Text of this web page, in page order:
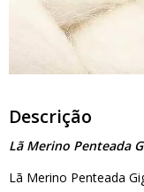
Descrição
Lã Merino Penteada
Lã Merino Penteada